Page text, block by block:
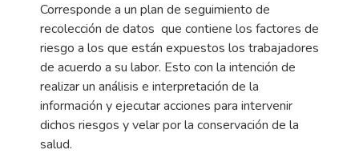
Corresponde a un plan de seguimiento de
recolección de datos que contiene los factores de
riesgo a los que están expuestos los trabajadores
de acuerdo a su labor. Esto con la intención de
realizar un análisis e interpretación de la
información y ejecutar acciones para intervenir
dichos riesgos y velar por la conservación de la
salud.